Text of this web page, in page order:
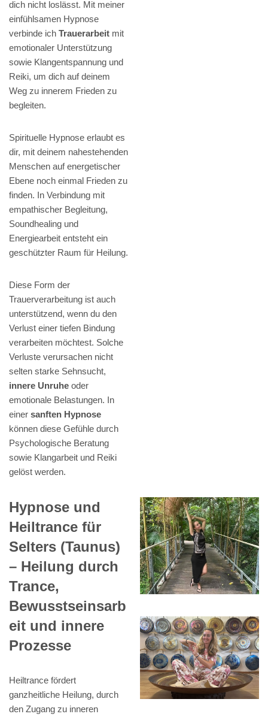
dich nicht loslässt. Mit meiner
einfühlsamen Hypnose
verbinde ich Trauerarbeit mit
emotionaler Unterstützung
sowie Klangentspannung und
Reiki, um dich auf deinem
Weg zu innerem Frieden zu
begleiten.
Spirituelle Hypnose erlaubt es
dir, mit deinem nahestehenden
Menschen auf energetischer
Ebene noch einmal Frieden zu
finden. In Verbindung mit
empathischer Begleitung,
Soundhealing und
Energiearbeit entsteht ein
geschützter Raum für Heilung.
Diese Form der
Trauerverarbeitung ist auch
unterstützend, wenn du den
Verlust einer tiefen Bindung
verarbeiten möchtest. Solche
Verluste verursachen nicht
selten starke Sehnsucht,
innere Unruhe oder
emotionale Belastungen. In
einer sanften Hypnose
können diese Gefühle durch
Psychologische Beratung
sowie Klangarbeit und Reiki
gelöst werden.
Hypnose und
Heiltrance für
Selters (Taunus)
– Heilung durch
Trance,
Bewusstseinsarb
eit und innere
Prozesse
Heiltrance fördert
ganzheitliche Heilung, durch
den Zugang zu inneren